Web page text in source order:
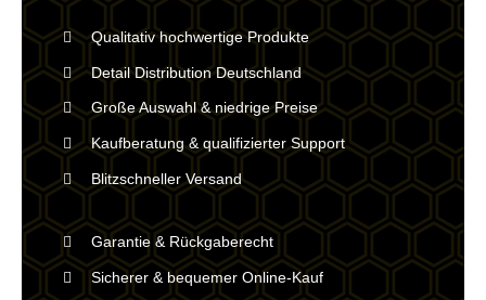
Qualitativ hochwertige Produkte
Detail Distribution Deutschland
Große Auswahl & niedrige Preise
Kaufberatung & qualifizierter Support
Blitzschneller Versand
Garantie & Rückgaberecht
Sicherer & bequemer Online-Kauf